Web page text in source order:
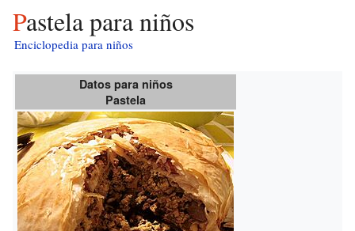
Pastela para niños
Enciclopedia para niños
Datos para niños
Pastela